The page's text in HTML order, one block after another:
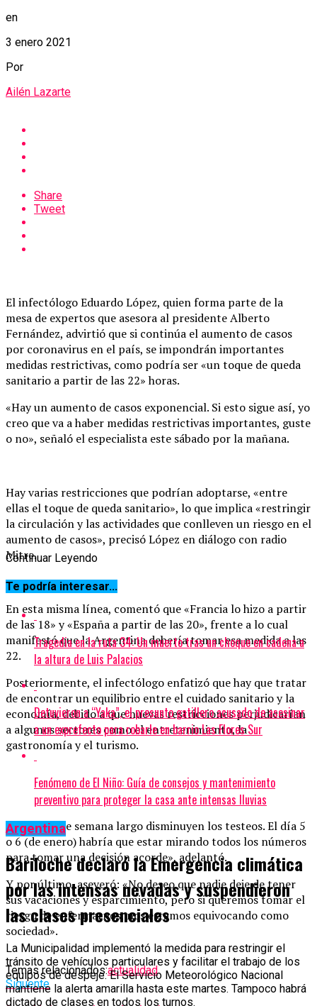
en
3 enero 2021
Por
Ailén Lazarte
Share
Tweet
El infectólogo Eduardo López, quien forma parte de la
mesa de expertos que asesora al presidente Alberto
Fernández, advirtió que si continúa el aumento de casos
por coronavirus en el país, se impondrán importantes
medidas restrictivas, como podría ser «un toque de queda
sanitario a partir de las 22» horas.
«Hay un aumento de casos exponencial. Si esto sigue así, yo
creo que va a haber medidas restrictivas importantes, guste
o no», señaló el especialista este sábado por la mañana.
Hay varias restricciones que podrían adoptarse, «entre
ellas el toque de queda sanitario», lo que implica «restringir
la circulación y las actividades que conlleven un riesgo en el
aumento de casos», precisó López en diálogo con radio
Mitre.
En esta misma línea, comentó que «Francia lo hizo a partir
de las 18» y «España a partir de las 20», frente a lo cual
manifestó que la Argentina debería tomar esa medida a las
22.
Posteriormente, el infectólogo enfatizó que hay que tratar
de encontrar un equilibrio entre el cuidado sanitario y la
economía, debido a que nuevas restricciones perjudicarían
a algunos sectores como el entretenimiento, la
gastronomía y el turismo.
«Los fines de semana largo disminuyen los testeos. El día 5
o 6 (de enero) habría que estar mirando todos los números
para tomar una decisión acorde», adelantó.
Y por último, aseveró: «No deseo que nadie deje de tener
sus vacaciones y esparcimiento, pero si queremos tomar el
riesgo de enfermarnos, nos estamos equivocando como
sociedad».
Temas relacionados:actualidad
Siguente
Continuar Leyendo
Te podría interesar...
Tragedia en la ruta 34: Un muerto tras un choque en cadena a
la altura de Luis Palacios
Detuvieron a “Yaka”, el presunto gatillero acusado de asesinar
a un exprefecto para robarle en barrio Las Flores Sur
Fenómeno de El Niño: Guía de consejos y mantenimiento
preventivo para proteger la casa ante intensas lluvias
Argentina
Bariloche declaró la Emergencia climática
por las intensas nevadas y suspendieron
las clases presenciales
La Municipalidad implementó la medida para restringir el
tránsito de vehículos particulares y facilitar el trabajo de los
equipos de despeje. El Servicio Meteorológico Nacional
mantiene la alerta amarilla hasta este martes. Tampoco habrá
dictado de clases en todos los turnos.